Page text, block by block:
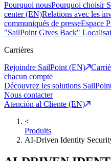
Pourquoi nousPourquoi choisir
center (EN)Relations avec les
communiqués de presseEspace
"SailPoint Gives Back"
Carrières
Rejoindre SailPoint (EN)
chacun compte
Découvrez les solutions
Nous contacter
Atención al Cliente (EN)
<
Produits
AI-Driven Identity